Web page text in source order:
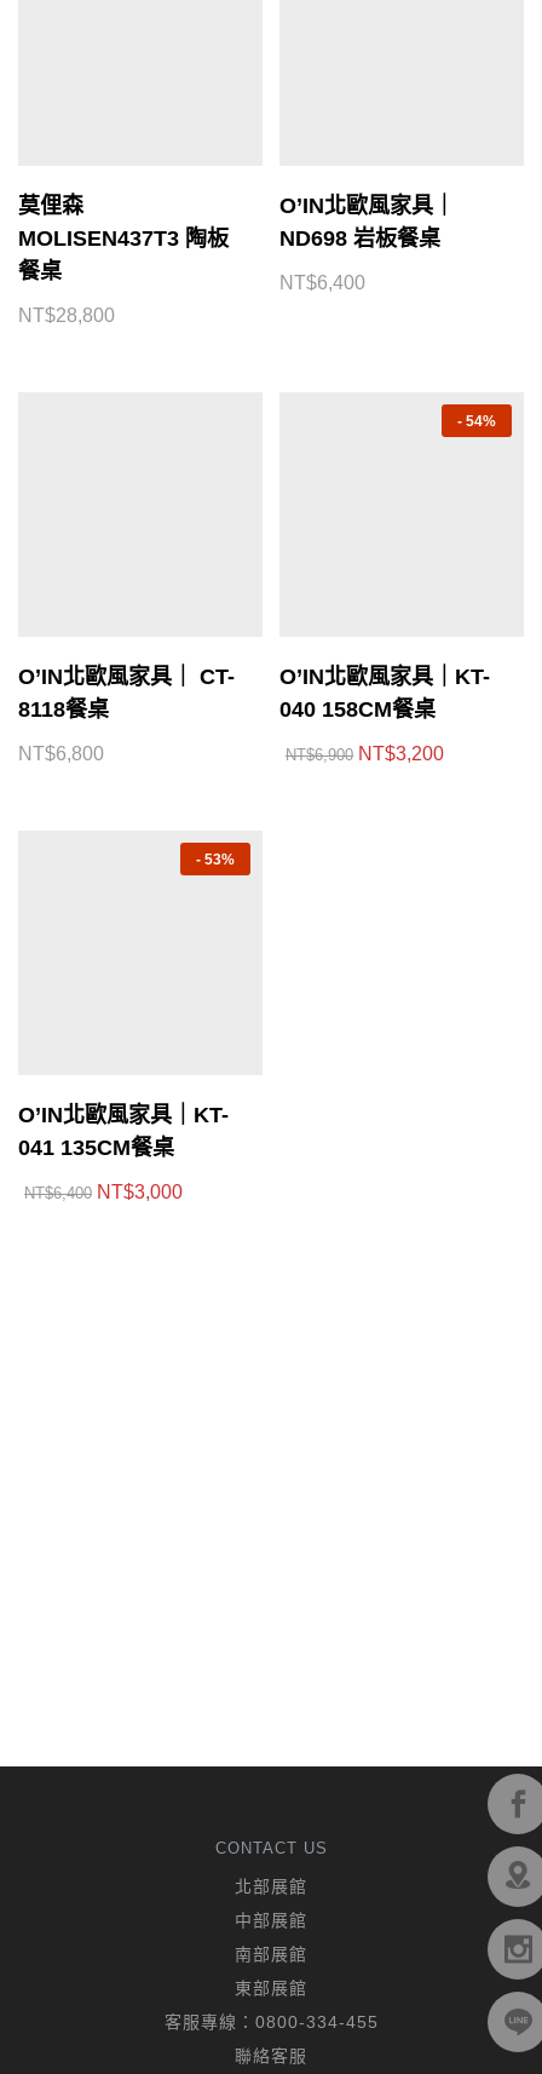
莫俚森
MOLISEN437T3 陶板
餐桌
NT$28,800
O’IN北歐風家具｜
ND698 岩板餐桌
NT$6,400
O’IN北歐風家具｜ CT-
8118餐桌
NT$6,800
- 54%
O’IN北歐風家具｜KT-
040 158CM餐桌
NT$6,900 NT$3,200
- 53%
O’IN北歐風家具｜KT-
041 135CM餐桌
NT$6,400 NT$3,000
CONTACT US
北部展館
中部展館
南部展館
東部展館
客服專線： 0800-334-455
聯絡客服